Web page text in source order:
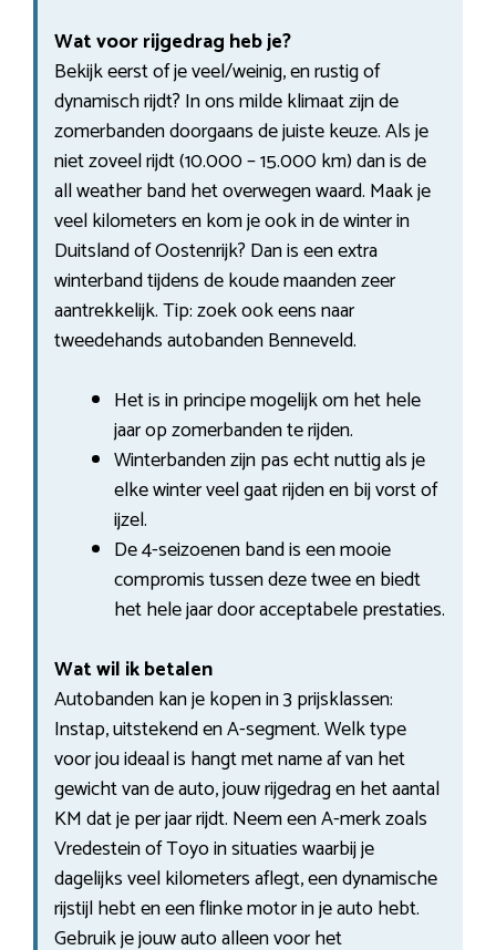
Wat voor rijgedrag heb je?
Bekijk eerst of je veel/weinig, en rustig of
dynamisch rijdt? In ons milde klimaat zijn de
zomerbanden doorgaans de juiste keuze. Als je
niet zoveel rijdt (10.000 – 15.000 km) dan is de
all weather band het overwegen waard. Maak je
veel kilometers en kom je ook in de winter in
Duitsland of Oostenrijk? Dan is een extra
winterband tijdens de koude maanden zeer
aantrekkelijk. Tip: zoek ook eens naar
tweedehands autobanden Benneveld.
Het is in principe mogelijk om het hele
jaar op zomerbanden te rijden.
Winterbanden zijn pas echt nuttig als je
elke winter veel gaat rijden en bij vorst of
ijzel.
De 4-seizoenen band is een mooie
compromis tussen deze twee en biedt
het hele jaar door acceptabele prestaties.
Wat wil ik betalen
Autobanden kan je kopen in 3 prijsklassen:
Instap, uitstekend en A-segment. Welk type
voor jou ideaal is hangt met name af van het
gewicht van de auto, jouw rijgedrag en het aantal
KM dat je per jaar rijdt. Neem een A-merk zoals
Vredestein of Toyo in situaties waarbij je
dagelijks veel kilometers aflegt, een dynamische
rijstijl hebt en een flinke motor in je auto hebt.
Gebruik je jouw auto alleen voor het